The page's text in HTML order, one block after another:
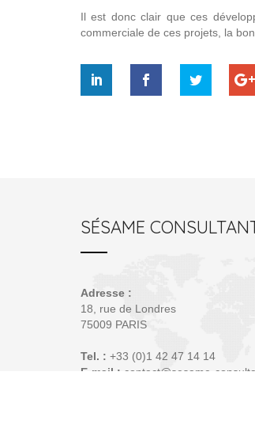
Il est donc clair que ces
commerciale de ces projets, la
SÉSAME
Adresse :
18, rue de Londres
75009 PARIS
Tel. : +33 (0)1 42 47 14 14
E-mail : contact@sesame-